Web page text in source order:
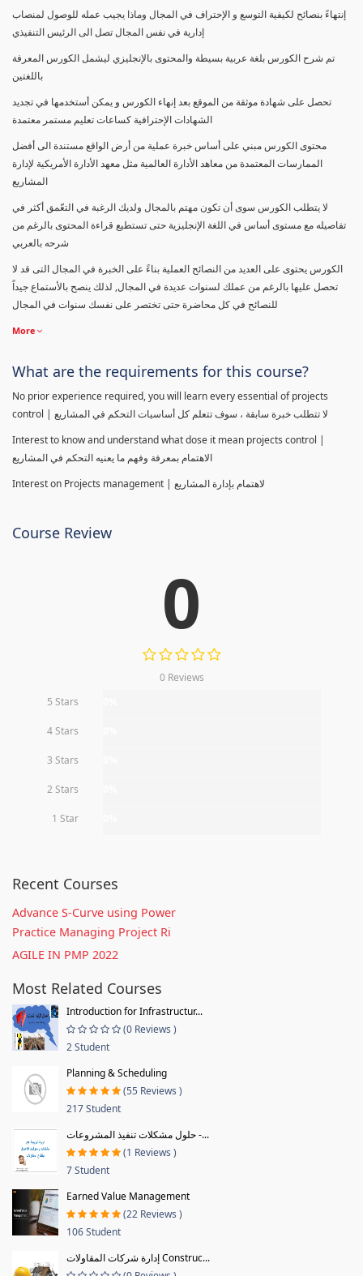
إنتهاءً بنصائح لكيفية التوسع و الإحتراف في المجال وماذا يجيب عمله للوصول لمنصاب
إدارية في نفس المجال تصل الى الرئيس التنفيذي
تم شرح الكورس بلغة عربية بسيطة والمحتوى بالإنجليزي ليشمل الكورس المعرفة
باللغتين
تحصل على شهادة موثقة من الموقع بعد إنهاء الكورس و يمكن أستخدمها في تجديد
الشهادات الإحترافية كساعات تعليم مستمر معتمدة
محتوى الكورس مبني على أساس خبرة عملية من أرض الواقع مستندة الى أفضل
الممارسات المعتمدة من معاهد الأدارة العالمية مثل معهد الأدارة الأمريكية لإدارة
المشاريع
لا يتطلب الكورس سوى أن تكون مهتم بالمجال ولديك الرغبة في التعّمق أكثر في
تفاصيله مع مستوى أساس في اللغة الإنجليزية حتى تستطيع قراءة المحتوى بالرغم من
شرحه بالعربي
الكورس يحتوى على العديد من النصائح العملية بناءً على الخبرة في المجال التى قد لا
تحصل عليها بالرغم من عملك لسنوات عديدة في المجال, لذلك ينصح بالأستماع جيداً
للنصائح في كل محاضرة حتى تختصر على نفسك سنوات في المجال
More
What are the requirements for this course?
No prior experience required, you will learn every essential of projects
control | لا تتطلب خبرة سابقة ، سوف تتعلم كل أساسيات التحكم في المشاريع
Interest to know and understand what dose it mean projects control |
الاهتمام بمعرفة وفهم ما يعنيه التحكم في المشاريع
Interest on Projects management | لاهتمام بإدارة المشاريع
Course Review
0
0 Reviews
5 Stars
4 Stars
3 Stars
2 Stars
1 Star
Recent Courses
Advance S-Curve using Power
Practice Managing Project Ri
AGILE IN PMP 2022
Most Related Courses
Introduction for Infrastructur...
(0 Reviews )
2 Student
Planning & Scheduling
(55 Reviews )
217 Student
حلول مشكلات تنفيذ المشروعات -...
(1 Reviews )
7 Student
Earned Value Management
(22 Reviews )
106 Student
إدارة شركات المقاولات Construc...